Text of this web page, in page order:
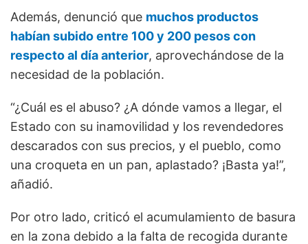
Además, denunció que muchos productos
habían subido entre 100 y 200 pesos con
respecto al día anterior, aprovechándose de la
necesidad de la población.
“¿Cuál es el abuso? ¿A dónde vamos a llegar, el
Estado con su inamovilidad y los revendedores
descarados con sus precios, y el pueblo, como
una croqueta en un pan, aplastado? ¡Basta ya!”,
añadió.
Por otro lado, criticó el acumulamiento de basura
en la zona debido a la falta de recogida durante